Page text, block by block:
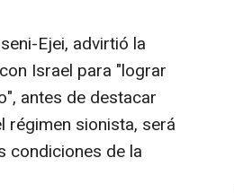
Ejei, advirtió la
Israel para "lograr
antes de destacar
régimen sionista, será
condiciones de la